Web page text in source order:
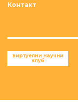
Контакт
виртуелни научни
клуб